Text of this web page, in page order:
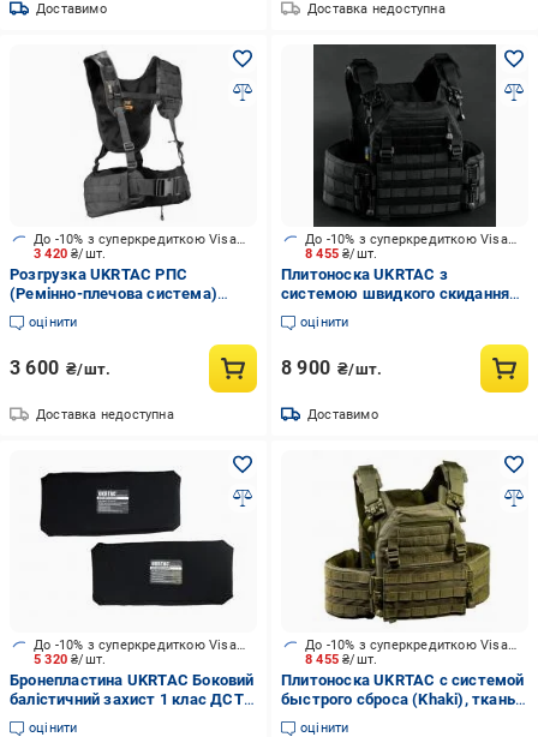
Доставимо Доставка недоступна
3 420₴/шт.
До -10% з суперкредиткою Visa Вигода
Розгрузка UKRTAC РПС
(Ремінно-плечова система)
Black
оцінити
3 600 ₴/шт.
Доставка недоступна
8 455₴/шт.
До -10% з суперкредиткою Visa Вигода
Плитоноска UKRTAC з
системою швидкого скидання
(Black), тканина Cordura 500
оцінити
8 900 ₴/шт.
Доставимо
5 320₴/шт.
До -10% з суперкредиткою Visa Вигода
Бронепластина UKRTAC Боковий
балістичний захист 1 клас ДСТУ
(2шт)
оцінити
8 455₴/шт.
До -10% з суперкредиткою Visa Вигода
Плитоноска UKRTAC с системой
быстрого сброса (Khaki), ткань
Cordura 500
оцінити